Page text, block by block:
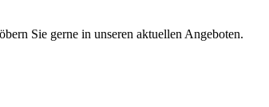
Sie gerne in unseren aktuellen Angeboten.